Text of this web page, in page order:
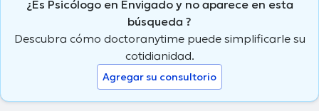
¿Es Psicólogo en Envigado y no aparece en esta
búsqueda ?
Descubra cómo doctoranytime puede simplificarle su
cotidianidad.
Agregar su consultorio